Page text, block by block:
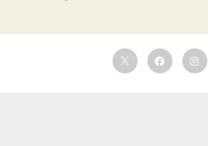
TwitterFacebook